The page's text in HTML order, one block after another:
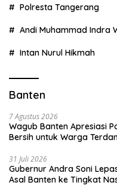
Polresta Tangerang
Andi Muhammad Indra
Intan Nurul Hikmah
Banten
7 Agustus 2026
Wagub Banten Apresiasi
Bersih untuk Warga
31 Juli 2026
Gubernur Andra Soni
Asal Banten ke Tingkat